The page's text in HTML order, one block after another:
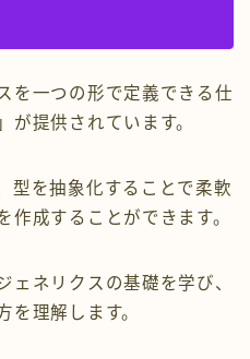
を一つの形で定義できる仕
が提供されています。
型を抽象化することで柔軟
作成することができます。
ェネリクスの基礎を学び、
を理解します。